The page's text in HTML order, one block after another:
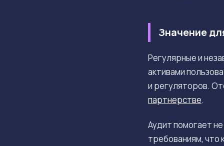
Значение
Регулярные и
активами
и регуляторов.
партнерстве.
Аудит помогает
требованиям, что